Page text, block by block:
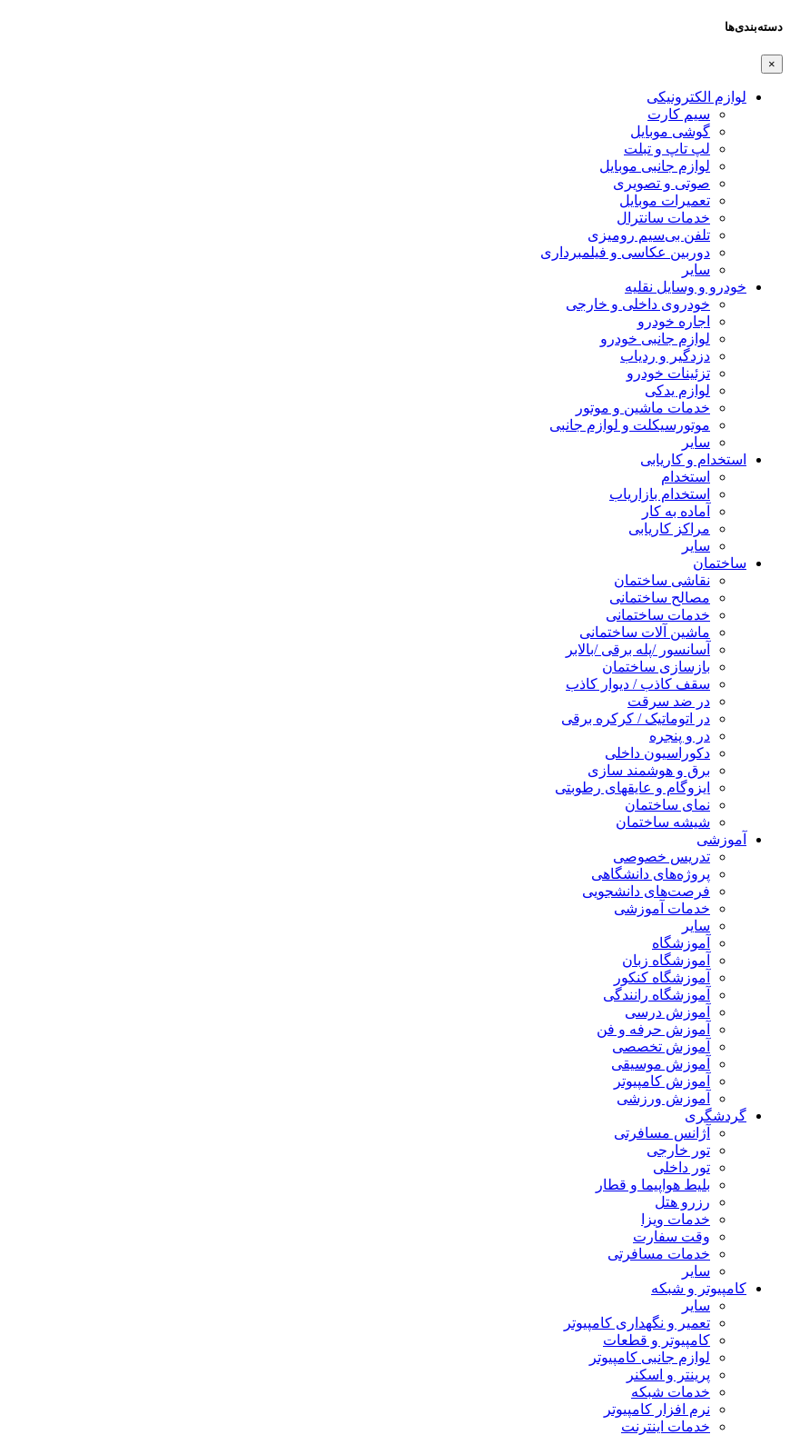
دسته‌بندی‌ها
×
لوازم الکترونیکی
سیم کارت
گوشی موبایل
لپ تاپ و تبلت
لوازم جانبی موبایل
صوتی و تصویری
تعمیرات موبایل
خدمات سانترال
تلفن بی‌سیم رومیزی
دوربین عکاسی و فیلمبرداری
سایر
خودرو و وسایل نقلیه
خودروی داخلی و خارجی
اجاره خودرو
لوازم جانبی خودرو
دزدگیر و ردیاب
تزئینات خودرو
لوازم یدکی
خدمات ماشین و موتور
موتورسیکلت و لوازم جانبی
سایر
استخدام و کاریابی
استخدام
استخدام بازاریاب
آماده به کار
مراکز کاریابی
سایر
ساختمان
نقاشی ساختمان
مصالح ساختمانی
خدمات ساختمانی
ماشین آلات ساختمانی
آسانسور /پله برقی /بالابر
بازسازی ساختمان
سقف کاذب / دیوار کاذب
در ضد سرقت
در اتوماتیک / کرکره برقی
در و پنجره
دکوراسیون داخلی
برق و هوشمند سازی
ایزوگام و عایقهای رطوبتی
نمای ساختمان
شیشه ساختمان
آموزشی
تدریس خصوصی
پروژه‌های دانشگاهی
فرصت‌های دانشجویی
خدمات آموزشی
سایر
آموزشگاه
آموزشگاه زبان
آموزشگاه کنکور
آموزشگاه رانندگی
آموزش درسی
آموزش حرفه و فن
آموزش تخصصی
آموزش موسیقی
آموزش کامپیوتر
آموزش ورزشی
گردشگری
آژانس مسافرتی
تور خارجی
تور داخلی
بلیط هواپیما و قطار
رزرو هتل
خدمات ویزا
وقت سفارت
خدمات مسافرتی
سایر
کامپیوتر و شبکه
سایر
تعمیر و نگهداری کامپیوتر
کامپیوتر و قطعات
لوازم جانبی کامپیوتر
پرینتر و اسکنر
خدمات شبکه
نرم افزار کامپیوتر
خدمات اینترنت